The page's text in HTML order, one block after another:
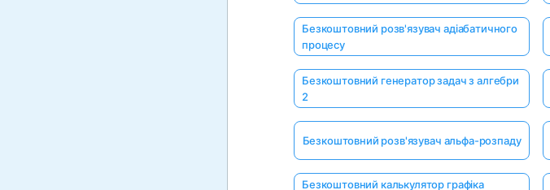
Безкоштовний розв'язувач адіабатичного
процесу
Безкоштовний генератор задач з алгебри
2
Безкоштовний розв'язувач альфа-розпаду
Безкоштовний калькулятор графіка